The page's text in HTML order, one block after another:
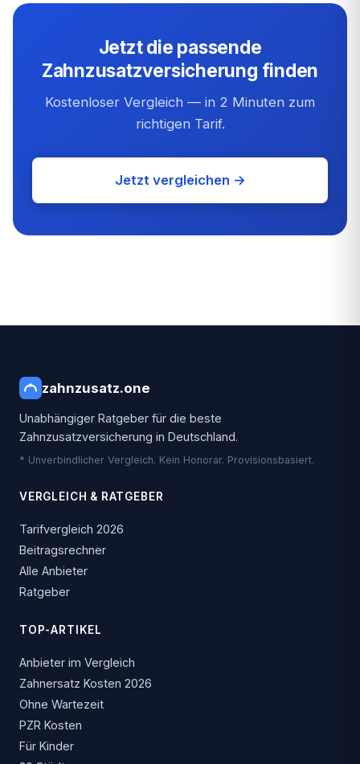
Jetzt die passende
Zahnzusatzversicherung finden
Kostenloser Vergleich — in 2 Minuten zum
richtigen Tarif.
Jetzt vergleichen →
zahnzusatz.one
Unabhängiger Ratgeber für die beste
Zahnzusatzversicherung in Deutschland.
* Unverbindlicher Vergleich. Kein Honorar. Provisionsbasiert.
VERGLEICH & RATGEBER
Tarifvergleich 2026
Beitragsrechner
Alle Anbieter
Ratgeber
TOP-ARTIKEL
Anbieter im Vergleich
Zahnersatz Kosten 2026
Ohne Wartezeit
PZR Kosten
Für Kinder